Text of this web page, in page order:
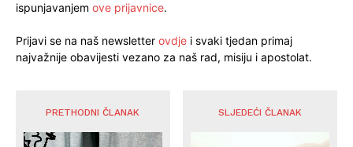
ispunjavanjem ove prijavnice.
Prijavi se na naš newsletter ovdje i svaki tjedan primaj
najvažnije obavijesti vezano za naš rad, misiju i apostolat.
PRETHODNI ČLANAK SLJEDEĆI ČLANAK